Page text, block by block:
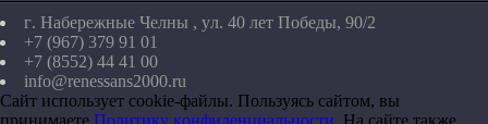
г. Набережные Челны , ул. 40 лет Победы, 90/2
+7 (967) 379 91 01
+7 (8552) 44 41 00
info@renessans2000.ru
Сайт использует cookie-файлы. Пользуясь сайтом, вы
принимаете Политику конфиденциальности . На сайте также